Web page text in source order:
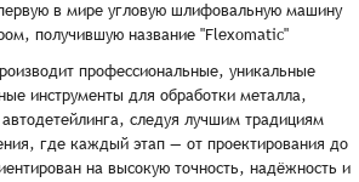
в мире угловую шлифовальную машину
получившую название "Flexomatic"
профессиональные, уникальные
инструменты для обработки металла,
следуя лучшим традициям
где каждый этап — от проектирования до
на высокую точность, надёжность и